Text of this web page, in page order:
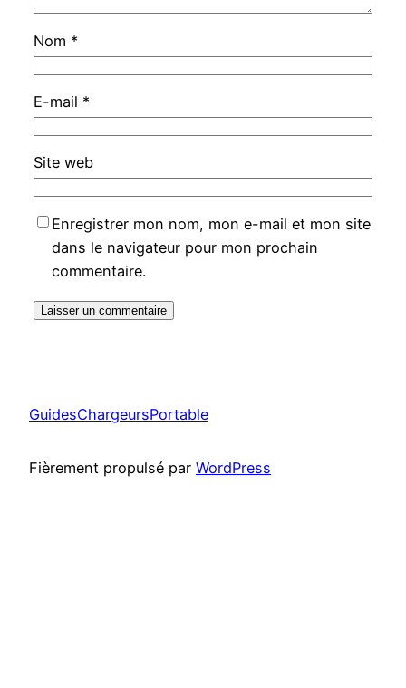
Nom *
E-mail *
Site web
Enregistrer mon nom, mon e-mail et mon site
dans le navigateur pour mon prochain
commentaire.
GuidesChargeursPortable
Fièrement propulsé par WordPress